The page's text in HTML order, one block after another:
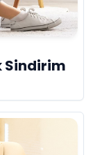
Sindirim